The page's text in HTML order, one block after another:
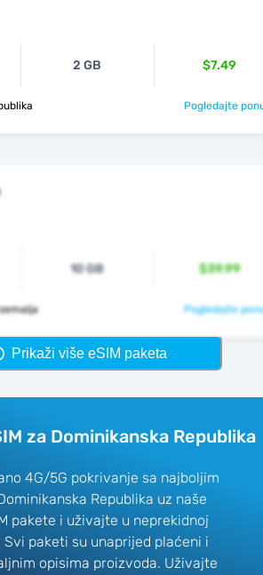
2 GB $7.49
Pogledajte
10 GB $39.99
zemalja Pogledajte
Prikaži više eSIM paketa
za Dominikanska Republika
4G/5G pokrivanje sa najboljim
Republika uz naše
pakete i uživajte u neprekidnoj
Svi paketi su unaprijed plaćeni i
opisima proizvoda. Uživajte